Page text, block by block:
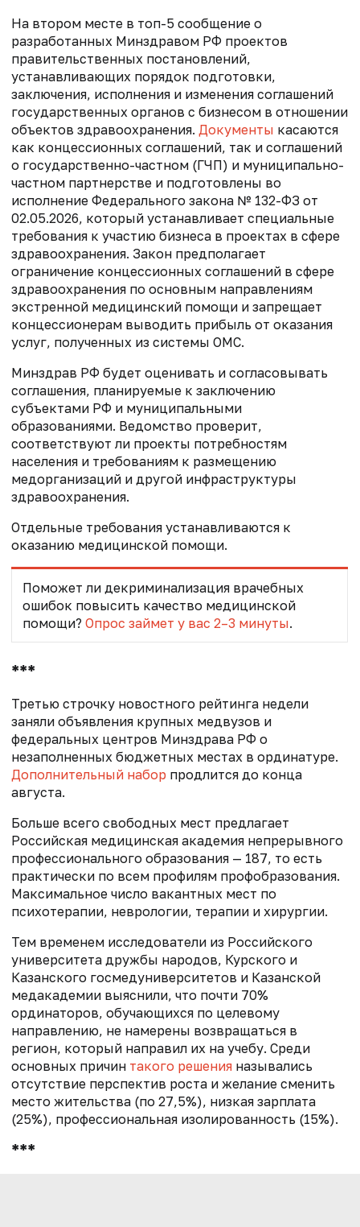
На втором месте в топ-5 сообщение о
разработанных Минздравом РФ проектов
правительственных постановлений,
устанавливающих порядок подготовки,
заключения, исполнения и изменения соглашений
государственных органов с бизнесом в отношении
объектов здравоохранения. Документы касаются
как концессионных соглашений, так и соглашений
о государственно-частном (ГЧП) и муниципально-
частном партнерстве и подготовлены во
исполнение Федерального закона № 132-ФЗ от
02.05.2026, который устанавливает специальные
требования к участию бизнеса в проектах в сфере
здравоохранения. Закон предполагает
ограничение концессионных соглашений в сфере
здравоохранения по основным направлениям
экстренной медицинский помощи и запрещает
концессионерам выводить прибыль от оказания
услуг, полученных из системы ОМС.
Минздрав РФ будет оценивать и согласовывать
соглашения, планируемые к заключению
субъектами РФ и муниципальными
образованиями. Ведомство проверит,
соответствуют ли проекты потребностям
населения и требованиям к размещению
медорганизаций и другой инфраструктуры
здравоохранения.
Отдельные требования устанавливаются к
оказанию медицинской помощи.
Поможет ли декриминализация врачебных
ошибок повысить качество медицинской
помощи? Опрос займет у вас 2–3 минуты.
***
Третью строчку новостного рейтинга недели
заняли объявления крупных медвузов и
федеральных центров Минздрава РФ о
незаполненных бюджетных местах в ординатуре.
Дополнительный набор продлится до конца
августа.
Больше всего свободных мест предлагает
Российская медицинская академия непрерывного
профессионального образования — 187, то есть
практически по всем профилям профобразования.
Максимальное число вакантных мест по
психотерапии, неврологии, терапии и хирургии.
Тем временем исследователи из Российского
университета дружбы народов, Курского и
Казанского госмедуниверситетов и Казанской
медакадемии выяснили, что почти 70%
ординаторов, обучающихся по целевому
направлению, не намерены возвращаться в
регион, который направил их на учебу. Среди
основных причин такого решения назывались
отсутствие перспектив роста и желание сменить
место жительства (по 27,5%), низкая зарплата
(25%), профессиональная изолированность (15%).
***